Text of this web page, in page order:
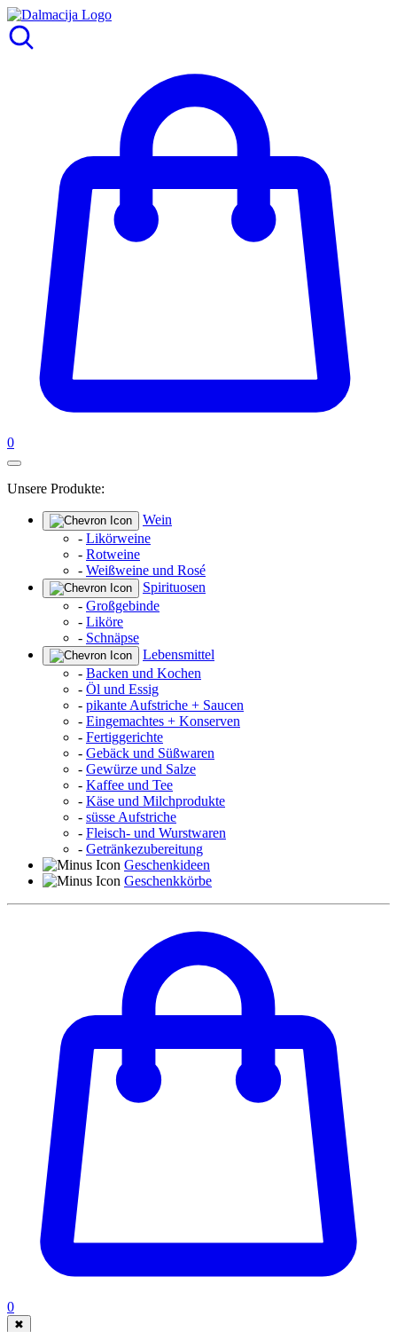
0
Unsere Produkte:
Wein
- Likörweine
- Rotweine
- Weißweine und Rosé
Spirituosen
- Großgebinde
- Liköre
- Schnäpse
Lebensmittel
- Backen und Kochen
- Öl und Essig
- pikante Aufstriche + Saucen
- Eingemachtes + Konserven
- Fertiggerichte
- Gebäck und Süßwaren
- Gewürze und Salze
- Kaffee und Tee
- Käse und Milchprodukte
- süsse Aufstriche
- Fleisch- und Wurstwaren
- Getränkezubereitung
Geschenkideen
Geschenkkörbe
0
✖